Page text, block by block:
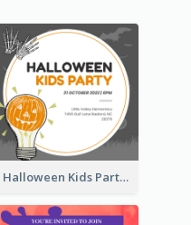
Halloween Kids Party Invitation